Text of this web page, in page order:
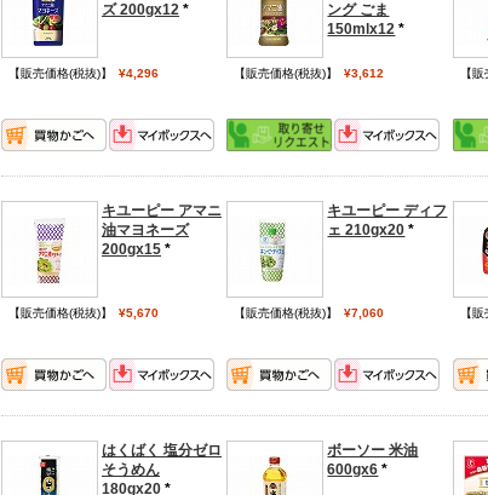
ズ 200gx12 *
【販売価格(税抜)】 ¥4,296
ング ごま
150mlx12 *
【販売価格(税抜)】 ¥3,612 【
キユーピー アマニ
油マヨネーズ
200gx15 *
【販売価格(税抜)】 ¥5,670
キユーピー ディフ
ェ 210gx20 *
【販売価格(税抜)】 ¥7,060 【
はくばく 塩分ゼロ
そうめん
180gx20 *
ボーソー 米油
600gx6 *